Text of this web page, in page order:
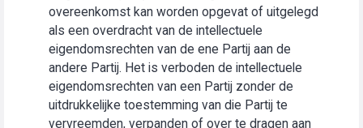
overeenkomst kan worden opgevat of uitgelegd
als een overdracht van de intellectuele
eigendomsrechten van de ene Partij aan de
andere Partij. Het is verboden de intellectuele
eigendomsrechten van een Partij zonder de
uitdrukkelijke toestemming van die Partij te
vervreemden, verpanden of over te dragen aan